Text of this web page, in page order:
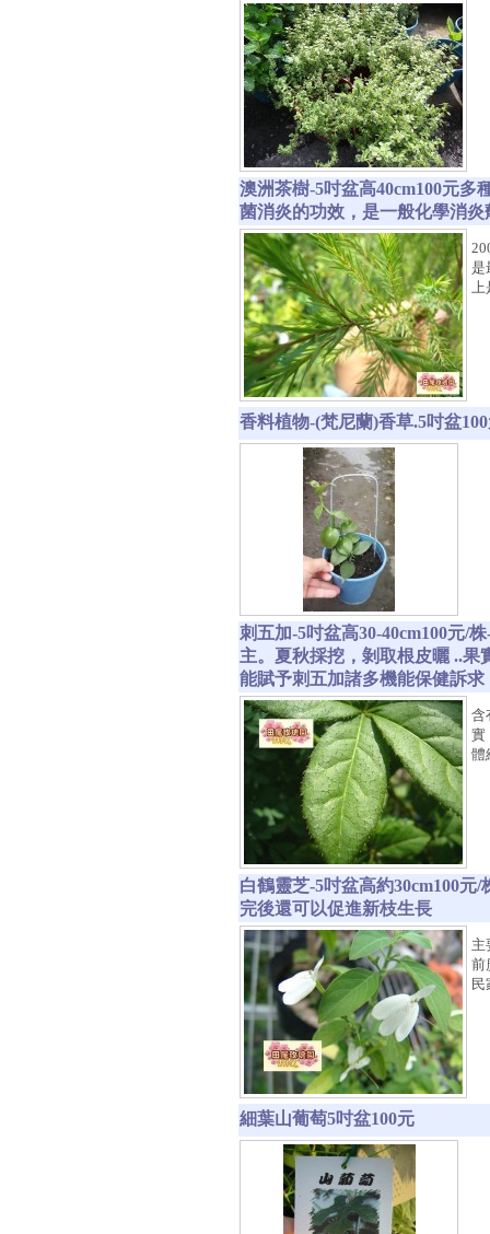
澳洲茶樹-5吋盆高40cm100元
菌消炎的功效，是一般化學消
是
上
香料植物-(梵尼蘭)香草.5吋盆
刺五加-5吋盆高30-40cm100元/
主。夏秋採挖，剝取根皮曬 ..果
能賦予刺五加諸多機能保健訴
含
實
體
白鶴靈芝-5吋盆高約30cm100
完後還可以促進新枝生長
主
前
細葉山葡萄5吋盆100元